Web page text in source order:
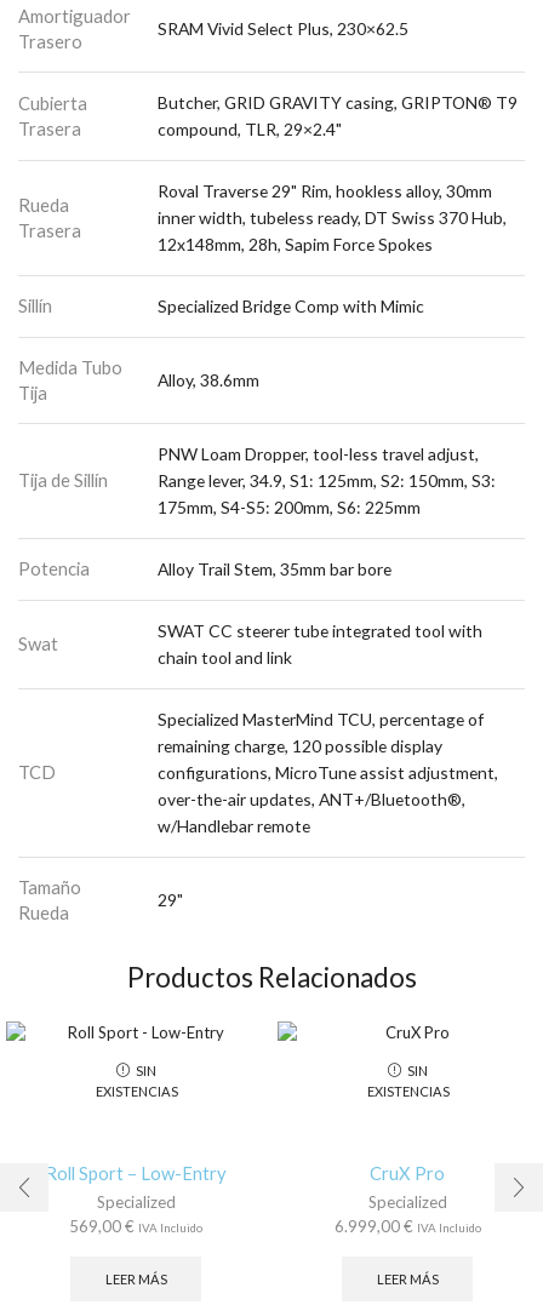
Amortiguador
Trasero
SRAM Vivid Select Plus, 230×62.5
Cubierta
Trasera
Butcher, GRID GRAVITY casing, GRIPTON® T9
compound, TLR, 29×2.4"
Rueda
Trasera
Roval Traverse 29" Rim, hookless alloy, 30mm
inner width, tubeless ready, DT Swiss 370 Hub,
12x148mm, 28h, Sapim Force Spokes
Sillín Specialized Bridge Comp with Mimic
Medida Tubo
Tija
Alloy, 38.6mm
Tija de Sillín
PNW Loam Dropper, tool-less travel adjust,
Range lever, 34.9, S1: 125mm, S2: 150mm, S3:
175mm, S4-S5: 200mm, S6: 225mm
Potencia Alloy Trail Stem, 35mm bar bore
Swat
SWAT CC steerer tube integrated tool with
chain tool and link
TCD
Specialized MasterMind TCU, percentage of
remaining charge, 120 possible display
configurations, MicroTune assist adjustment,
over-the-air updates, ANT+/Bluetooth®,
w/Handlebar remote
Tamaño
Rueda
29"
Productos Relacionados
SIN
EXISTENCIAS
Roll Sport – Low-Entry
Specialized
569,00€ IVA Incluido
LEER MÁS
SIN
EXISTENCIAS
CruX Pro
Specialized
6.999,00€ IVA Incluido
LEER MÁS